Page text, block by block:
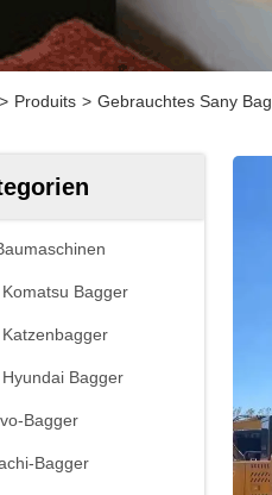
> Produits > Gebrauchtes Sany
Bagger
Bagger
Bagger
Bagger